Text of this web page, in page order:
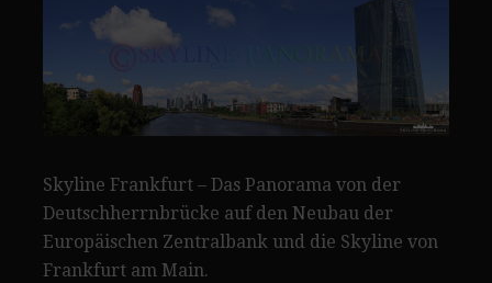
Skyline Frankfurt – Das Panorama von der
Deutschherrnbrücke auf den Neubau der
Europäischen Zentralbank und die Skyline von
Frankfurt am Main.